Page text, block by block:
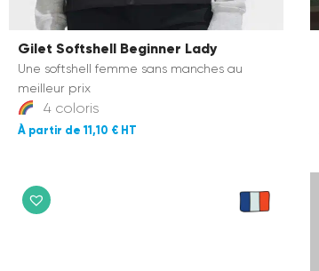
Gilet Softshell Beginner Lady
Une softshell femme sans manches au
meilleur prix
4 coloris
11,10 €